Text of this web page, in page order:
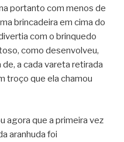
portanto com menos de
brincadeira em cima do
com o brinquedo
como desenvolveu,
a cada vareta retirada
troço que ela chamou
agora que a primeira vez
aranhuda foi